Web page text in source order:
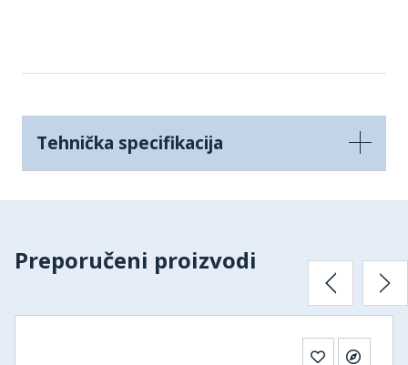
Tehnička specifikacija
Preporučeni proizvodi